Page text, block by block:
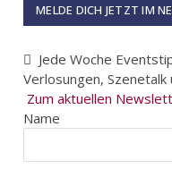
MELDE DICH JETZT IM
Jede Woche
Verlosungen, Szenetalk
Zum aktuellen
Name